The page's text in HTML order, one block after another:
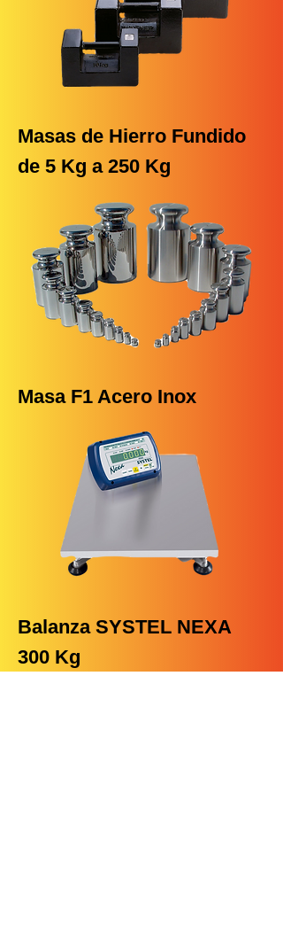
Masas de Hierro Fundido
de 5 Kg a 250 Kg
Masa F1 Acero Inox
Balanza SYSTEL NEXA
300 Kg